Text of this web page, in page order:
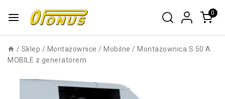
0
/ Sklep / Montażownice / Mobilne / Montażownica S 50 A
MOBILE z generatorem